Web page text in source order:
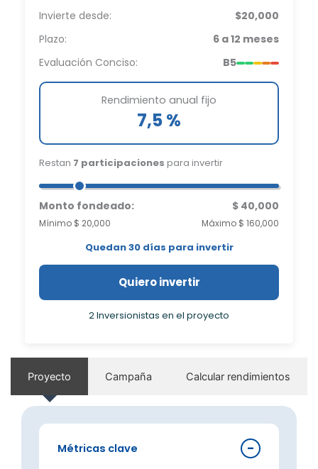
Invierte desde:
$20,000
Plazo:
6 a 12 meses
Evaluación Conciso:
B5
Rendimiento anual fijo
7,5 %
Restan 7 participaciones para invertir
Monto fondeado: $ 40,000
Mínimo $ 20,000 Máximo $ 160,000
Quedan 30 días para invertir
Quiero invertir
2 Inversionistas en el proyecto
Proyecto Campaña Calcular rendimientos
Métricas clave